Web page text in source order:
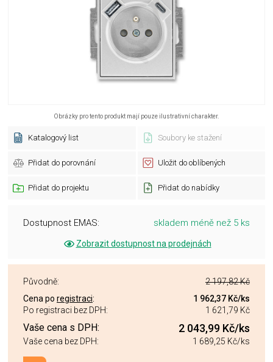
Obrázky pro tento produkt mají pouze ilustrativní charakter.
Katalogový list Soubory ke stažení
Přidat do porovnání Uložit do oblíbených
Přidat do projektu Přidat do nabídky
Dostupnost EMAS: skladem méně než 5 ks
Zobrazit dostupnost na prodejnách
Původně:
2 197,82 Kč
Cena po registraci: 1 962,37 Kč/ks
Po registraci bez DPH:
1 621,79 Kč
Vaše cena s DPH: 2 043,99 Kč/ks
Vaše cena bez DPH: 1 689,25 Kč/ks